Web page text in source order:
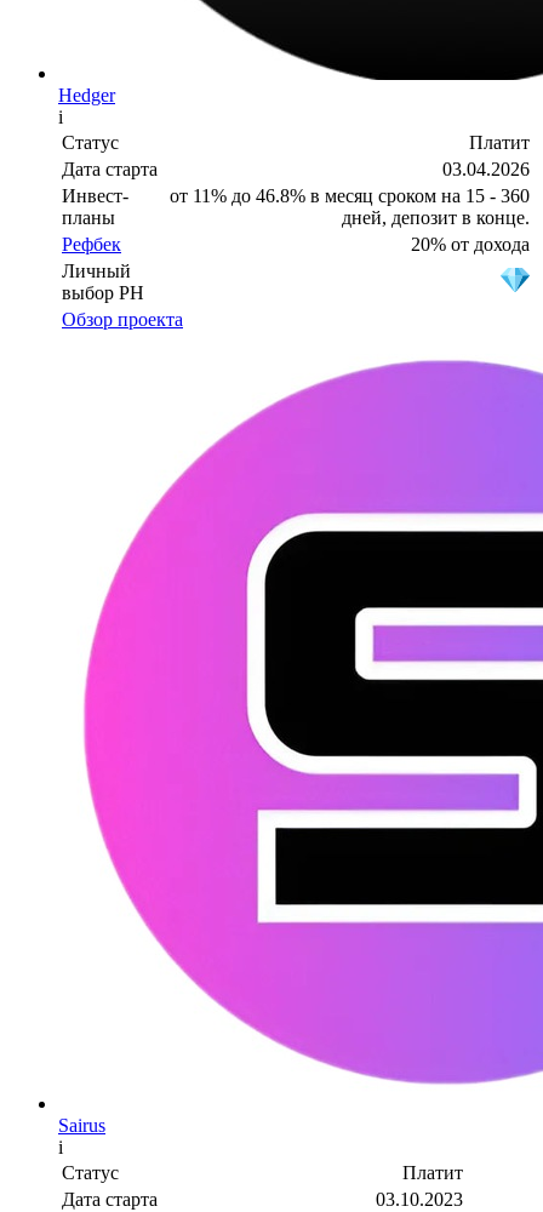
Hedger
i
Статус
Платит
Дата старта
03.04.2026
Инвест-
планы
от 11% до 46.8% в месяц сроком на 15 - 360
дней, депозит в конце.
Рефбек
20% от дохода
Личный
выбор PH
Обзор проекта
Sairus
i
Статус
Платит
Дата старта
03.10.2023